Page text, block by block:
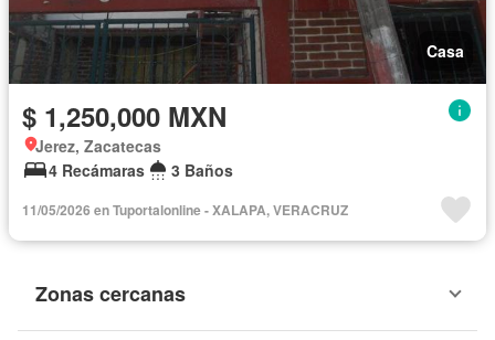
Casa
$ 1,250,000 MXN
Jerez, Zacatecas
4 Recámaras
3 Baños
11/05/2026 en Tuportalonline - XALAPA, VERACRUZ
Zonas cercanas